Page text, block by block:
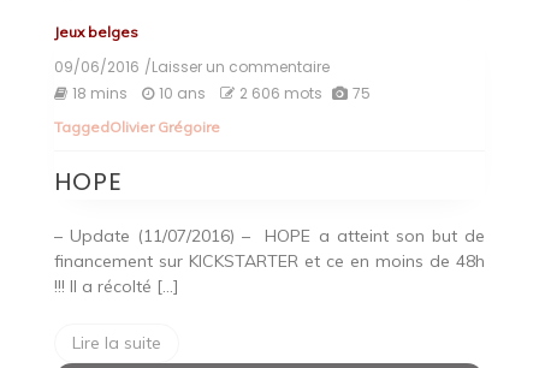
Jeux belges
09/06/2016 /Laisser un commentaireon
HOPE
18 mins 10 ans 2 606 mots 75
TaggedOlivier Grégoire
HOPE
– Update (11/07/2016) – HOPE a atteint son but de
financement sur KICKSTARTER et ce en moins de 48h
!!! Il a récolté […]
Lire la suite